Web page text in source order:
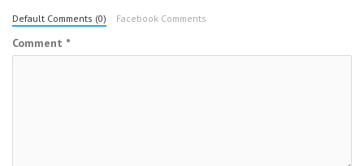
Default Comments (0) Facebook Comments
Comment *